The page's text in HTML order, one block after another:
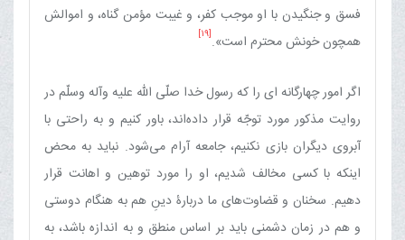
فسق و جنگیدن با او موجب كفر، و غیبت مؤمن گناه، و اموالش
همچون خونش محترم است».[19]
اگر امور چهارگانه ای را كه رسول خدا صلّی الله علیه وآله وسلّم در
روایت مذكور مورد توجّه قرار داده‌اند، باور كنیم و به راحتی با
آبروی دیگران بازی نكنیم، جامعه آرام می‌شود. نباید به محض
اینكه با كسی مخالف شدیم، او را مورد توهین و اهانت قرار
دهیم. سخنان و قضاوت‌های ما دربارۀ دینِ هم به هنگام دوستی
و هم در زمان دشمنی باید بر اساس منطق و به اندازه باشد، به